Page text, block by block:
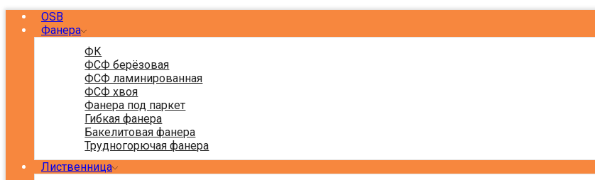
OSB
Фанера
ФК
ФСФ берёзовая
ФСФ ламинированная
ФСФ хвоя
Фанера под паркет
Гибкая фанера
Бакелитовая фанера
Трудногорючая фанера
Лиственница